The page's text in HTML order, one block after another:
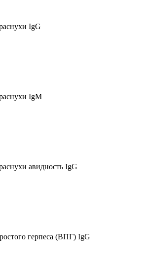
IgG
IgМ
авидность IgG
герпеса (ВПГ) IgG